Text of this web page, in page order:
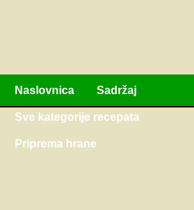
Naslovnica Sadržaj
Sve kategorije recepata
Priprema hrane